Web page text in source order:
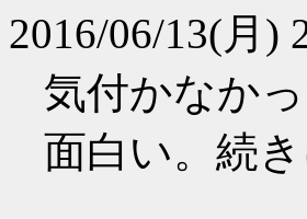
2016/06/13(月)
気付かなか
面白い。続